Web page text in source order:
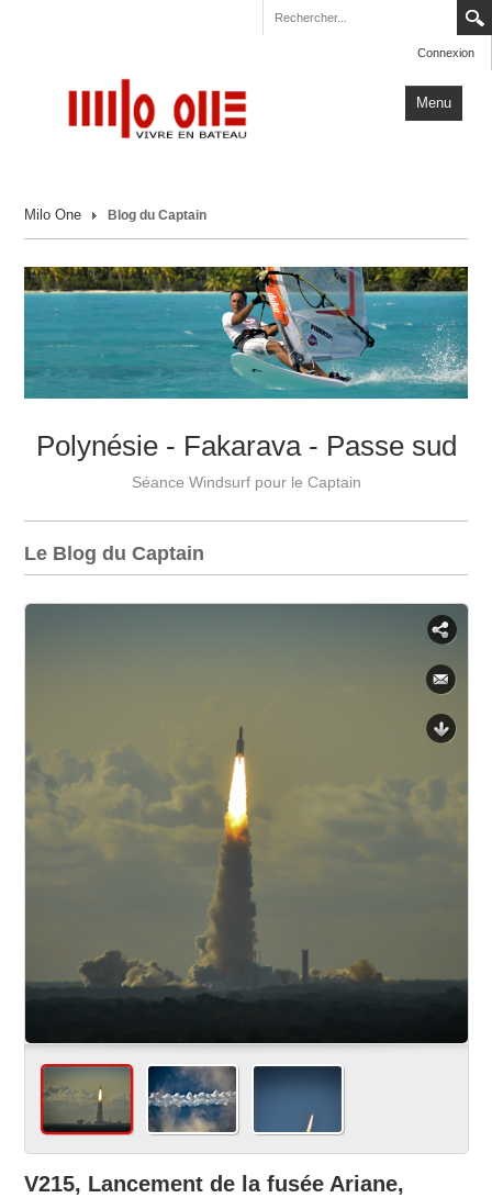
Connexion
Menu
Carnets de Voyage
Actualités
Plus
Milo One Blog du Captain
Polynésie - Fakarava - Passe sud
Séance Windsurf pour le Captain
Le Blog du Captain
V215, Lancement de la fusée Ariane,